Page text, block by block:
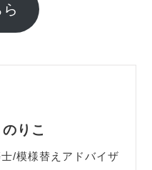
りこ
/模様替えアドバイザ